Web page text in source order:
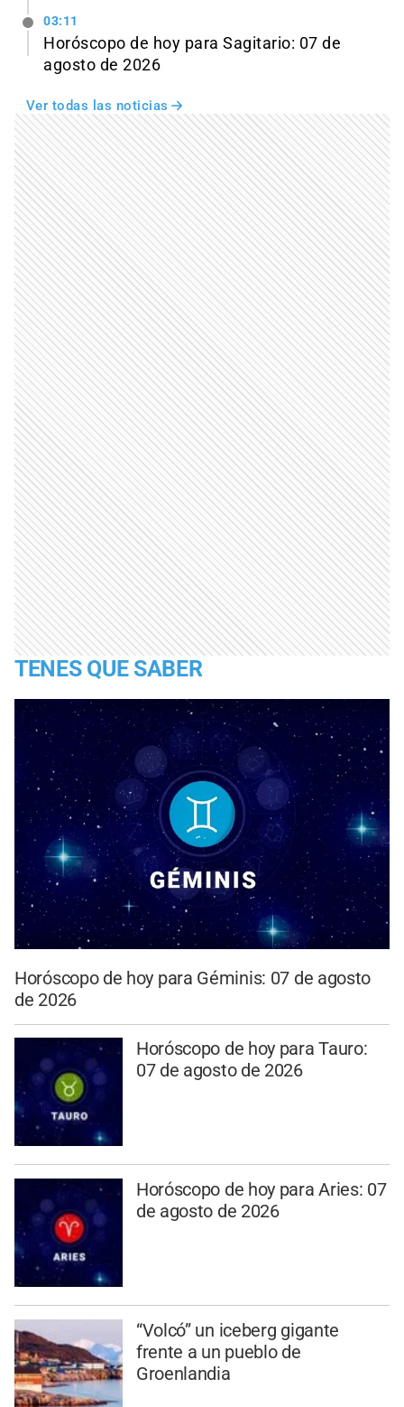
03:11
Horóscopo de hoy para Sagitario: 07 de
agosto de 2026
Ver todas las noticias
TENES QUE SABER
Horóscopo de hoy para Géminis: 07 de agosto
de 2026
Horóscopo de hoy para Tauro:
07 de agosto de 2026
Horóscopo de hoy para Aries: 07
de agosto de 2026
“Volcó” un iceberg gigante
frente a un pueblo de
Groenlandia